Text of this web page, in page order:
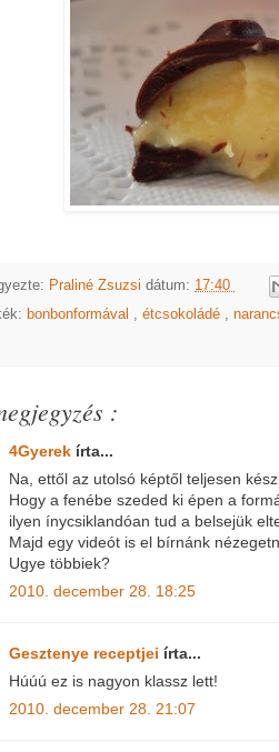
Praliné Zsuzsi dátum: 17:40
bonbonformával , étcsokoládé ,
:
4Gyerek írta...
Na, ettől az utolsó képtől teljesen
Hogy a fenébe szeded ki épen a
ilyen ínycsiklandóan tud a belsejük
Majd egy videót is el bírnánk
Ugye többiek?
2010. december 28. 18:25
Gesztenye receptjei írta...
Húúú ez is nagyon klassz lett!
2010. december 28. 21:07